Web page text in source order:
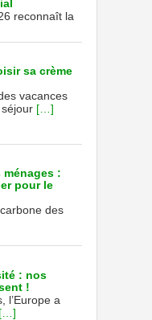
reconnaît la
sa crème
vacances
[…]
ménages :
pour le
des
: nos
!
l’Europe a
[…]